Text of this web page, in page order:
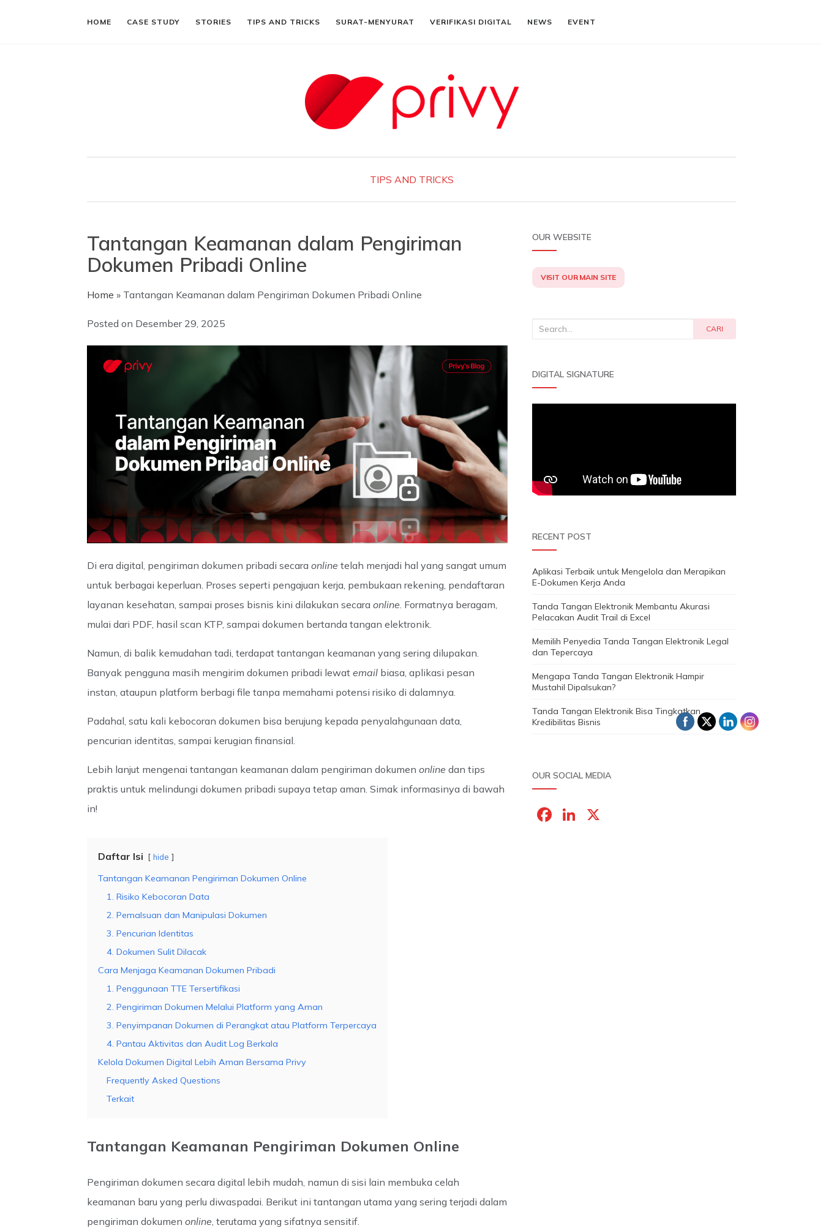
HOME CASE STUDY STORIES TIPS AND TRICKS SURAT-MENYURAT VERIFIKASI DIGITAL NEWS EVENT
TIPS AND TRICKS
Tantangan Keamanan dalam Pengiriman
Dokumen Pribadi Online
Home » Tantangan Keamanan dalam Pengiriman Dokumen Pribadi Online
Posted on Desember 29, 2025
Di era digital, pengiriman dokumen pribadi secara online telah menjadi hal yang sangat umum
untuk berbagai keperluan. Proses seperti pengajuan kerja, pembukaan rekening, pendaftaran
layanan kesehatan, sampai proses bisnis kini dilakukan secara online . Formatnya beragam,
mulai dari PDF, hasil scan KTP, sampai dokumen bertanda tangan elektronik.
Namun, di balik kemudahan tadi, terdapat tantangan keamanan yang sering dilupakan.
Banyak pengguna masih mengirim dokumen pribadi lewat email biasa, aplikasi pesan
instan, ataupun platform berbagi file tanpa memahami potensi risiko di dalamnya.
Padahal, satu kali kebocoran dokumen bisa berujung kepada penyalahgunaan data,
pencurian identitas, sampai kerugian finansial.
Lebih lanjut mengenai tantangan keamanan dalam pengiriman dokumen online dan tips
praktis untuk melindungi dokumen pribadi supaya tetap aman. Simak informasinya di bawah
in!
Daftar Isi hide
Tantangan Keamanan Pengiriman Dokumen Online
1. Risiko Kebocoran Data
2. Pemalsuan dan Manipulasi Dokumen
3. Pencurian Identitas
4. Dokumen Sulit Dilacak
Cara Menjaga Keamanan Dokumen Pribadi
1. Penggunaan TTE Tersertifikasi
2. Pengiriman Dokumen Melalui Platform yang Aman
3. Penyimpanan Dokumen di Perangkat atau Platform Terpercaya
4. Pantau Aktivitas dan Audit Log Berkala
Kelola Dokumen Digital Lebih Aman Bersama Privy
Frequently Asked Questions
Terkait
Tantangan Keamanan Pengiriman Dokumen Online
Pengiriman dokumen secara digital lebih mudah, namun di sisi lain membuka celah
keamanan baru yang perlu diwaspadai. Berikut ini tantangan utama yang sering terjadi dalam
pengiriman dokumen online , terutama yang sifatnya sensitif.
OUR WEBSITE
VISIT OUR MAIN SITE
Search
CARI
DIGITAL SIGNATURE
RECENT POST
Aplikasi Terbaik untuk Mengelola dan Merapikan
E-Dokumen Kerja Anda
Tanda Tangan Elektronik Membantu Akurasi
Pelacakan Audit Trail di Excel
Memilih Penyedia Tanda Tangan Elektronik Legal
dan Tepercaya
Mengapa Tanda Tangan Elektronik Hampir
Mustahil Dipalsukan?
Tanda Tangan Elektronik Bisa Tingkatkan
Kredibilitas Bisnis
OUR SOCIAL MEDIA
F
Li